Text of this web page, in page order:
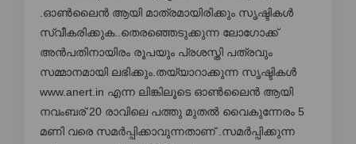
.ഓൺലൈൻ ആയി മാത്രമായിരിക്കും സൃഷ്ടികൾ
സ്വീകരിക്കുക..തെരഞ്ഞെടുക്കുന്ന ലോഗോക്ക്
അൻപതിനായിരം രൂപയും പ്രശസ്തി പത്രവും
സമ്മാനമായി ലഭിക്കും.തയ്യാറാക്കുന്ന സൃഷ്ടികൾ
www.anert.in എന്ന ലിങ്കിലൂടെ ഓൺലൈൻ ആയി
നവംബര് 20 രാവിലെ പത്തു മുതൽ വൈകുന്നേരം 5
മണി വരെ സമർപ്പിക്കാവുന്നതാണ് .സമർപ്പിക്കുന്ന